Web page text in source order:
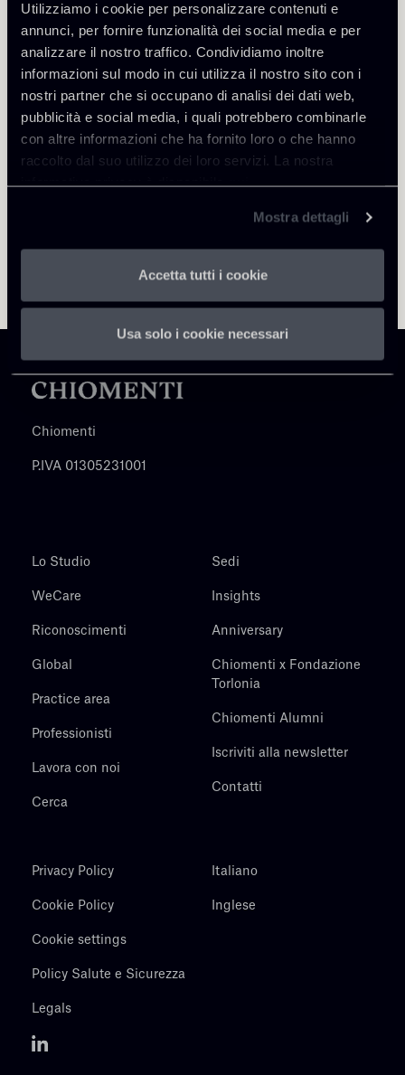
Utilizziamo i cookie per personalizzare contenuti e
annunci, per fornire funzionalità dei social media e per
analizzare il nostro traffico. Condividiamo inoltre
informazioni sul modo in cui utilizza il nostro sito con i
nostri partner che si occupano di analisi dei dati web,
pubblicità e social media, i quali potrebbero combinarle
con altre informazioni che ha fornito loro o che hanno
raccolto dal suo utilizzo dei loro servizi. La nostra
informativa privacy è disponibilequi.
Mostra dettagli
Accetta tutti i cookie
Usa solo i cookie necessari
Torna agli Insights
SEDI
Milano
Scopri il professionista
Chiomenti
P.IVA 01305231001
Lo Studio
WeCare
Riconoscimenti
Global
Practice area
Professionisti
Lavora con noi
Cerca
Sedi
Insights
Anniversary
Chiomenti x Fondazione
Torlonia
Chiomenti Alumni
Iscriviti alla newsletter
Contatti
Privacy Policy
Cookie Policy
Cookie settings
Policy Salute e Sicurezza
Legals
Italiano
Inglese